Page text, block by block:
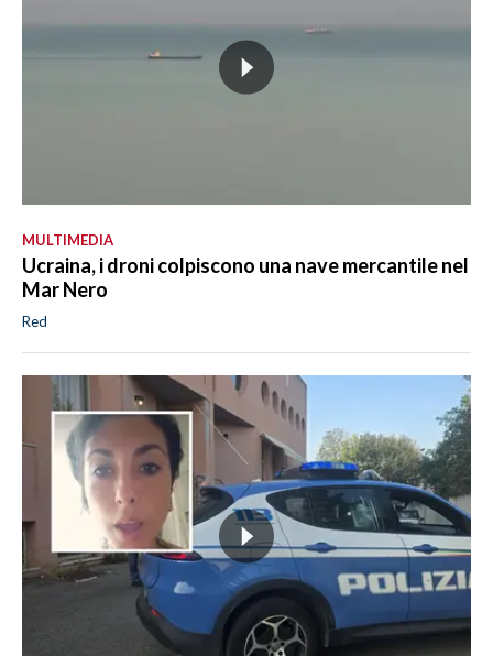
MULTIMEDIA
Ucraina, i droni colpiscono una nave mercantile nel
Mar Nero
Red